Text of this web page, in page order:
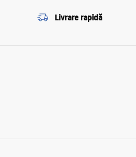
Livrare rapidă